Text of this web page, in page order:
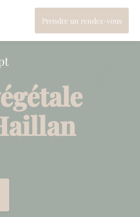
Prendre un rendez-vous